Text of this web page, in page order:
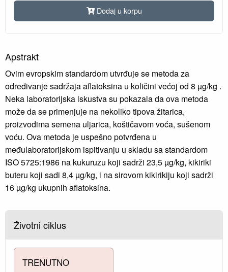
Dodaj u korpu
Apstrakt
Ovim evropskim standardom utvrđuje se metoda za
određivanje sadržaja aflatoksina u količini većoj od 8 µg/kg .
Neka laboratorijska iskustva su pokazala da ova metoda
može da se primenjuje na nekoliko tipova žitarica,
proizvodima semena uljarica, koštičavom voća, sušenom
voću. Ova metoda je uspešno potvrđena u
međulaboratorijskom ispitivanju u skladu sa standardom
ISO 5725:1986 na kukuruzu koji sadrži 23,5 µg/kg, kikiriki
buteru koji sadi 8,4 µg/kg, i na sirovom kikirikiju koji sadrži
16 µg/kg ukupnih aflatoksina.
Životni ciklus
TRENUTNO